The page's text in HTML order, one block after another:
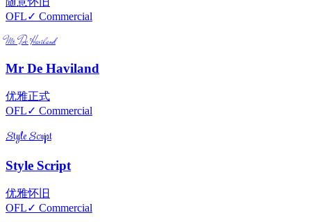
OFL✓ Commercial
Mr De Haviland
Mr De Haviland
优雅正式
OFL✓ Commercial
Style Script
Style Script
优雅怀旧
OFL✓ Commercial